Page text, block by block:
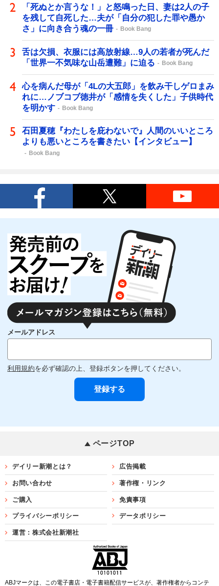
「死ぬとか言うな！」と怒鳴った日、妻は2人の子
を残して自死した…夫が「自分の犯した罪や愚か
さ」に向き合う魂の一冊
Book Bang
舌は欠損、衣服には高放射線…9人の若者が死んだ
「世界一不気味な山岳遭難」に迫る
Book Bang
心を病んだ母が「4Lの大五郎」を飲み干しゲロまみ
れに…ノブコブ徳井が「感情を失くした」子供時代
を明かす
Book Bang
石田夏穂『わたしを庇わないで』人間のいいところ
よりも悪いところを書きたい【インタビュー】
Book Bang
メールアドレス
利用規約を必ず確認の上、登録ボタンを押してください。
ページTOP
デイリー新潮とは？ 広告掲載
お問い合わせ 著作権・リンク
ご購入 免責事項
プライバシーポリシー データポリシー
運営：株式会社新潮社
ABJマークは、この電子書店・電子書籍配信サービスが、著作権者からコンテ